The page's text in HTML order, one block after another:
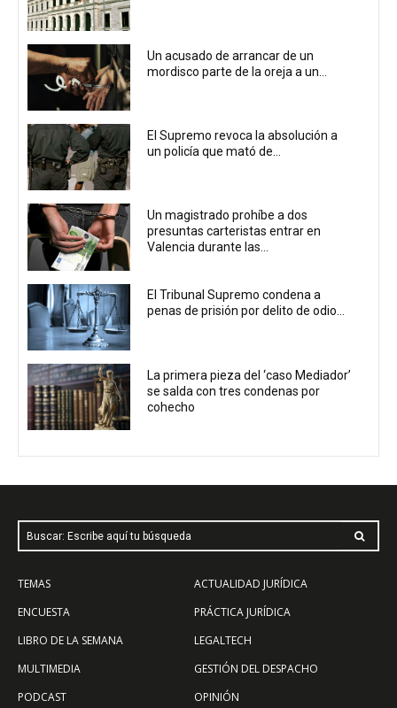
Un acusado de arrancar de un
mordisco parte de la oreja a un...
El Supremo revoca la absolución a
un policía que mató de...
Un magistrado prohíbe a dos
presuntas carteristas entrar en
Valencia durante las...
El Tribunal Supremo condena a
penas de prisión por delito de odio...
La primera pieza del ‘caso Mediador’
se salda con tres condenas por
cohecho
Buscar: Escribe aquí tu búsqueda
TEMAS
ENCUESTA
LIBRO DE LA SEMANA
MULTIMEDIA
PODCAST
ACTUALIDAD JURÍDICA
PRÁCTICA JURÍDICA
LEGALTECH
GESTIÓN DEL DESPACHO
OPINIÓN